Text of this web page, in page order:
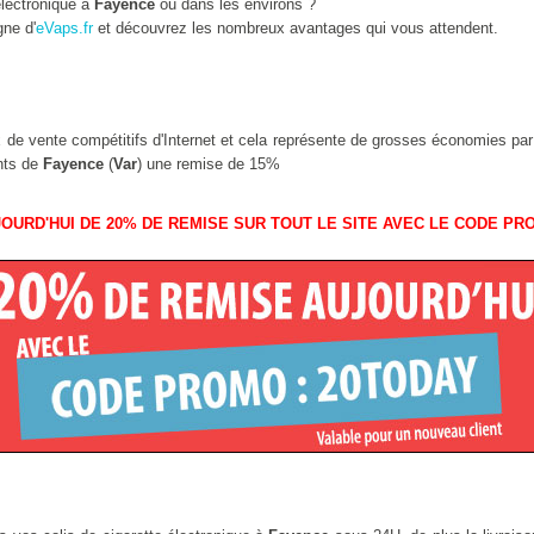
à Fayenceou dans les environs ?
d'eVaps.fret découvrez les nombreux avantages qui vous attendent.
vente compétitifs d'Internet et cela représente de grosses économies
de Fayence(Var) une remise de 15%
DE 20% DE REMISE SUR TOUT LE SITE AVEC LE CODE